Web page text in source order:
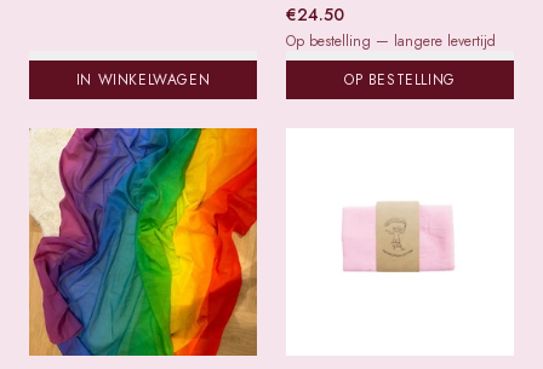
IN WINKELWAGEN
€24.50
Op bestelling — langere levertijd
OP BESTELLING